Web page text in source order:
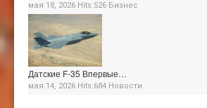
мая 18, 2026 Hits:526 Бизнес
Датские F-35 Впервые…
мая 14, 2026 Hits:684 Новости